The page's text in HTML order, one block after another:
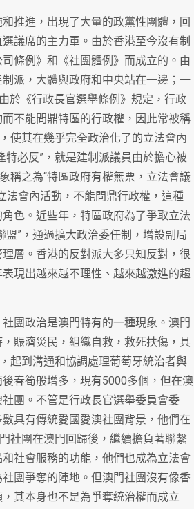
推進，出現了大量的政黨性團體，回
議席的主力軍。由於香港至今沒有制
條例》和《社團體例》而成立的。由
派，大體與政府和中央站在一邊；一
於《行政長官選舉條例》規定，行政
不能問鼎特區的行政權，因此常被稱
使其在幾乎完全政治化了的立法會內
必反”，就是建制派議員由於擔心被
稱之為“特區政府有權無票，立法會議
法會內活動，不能問鼎行政權，這種
色。近些年，特區政府為了爭取立法
”，通過擴大政治委任制，增設副局
層。香港的反對派大多只知反對，很
現出越來越不理性、越來越激進的趨
團政治是澳門特有的一種現象。澳門
賑濟災民，組織自救，救死扶傷，具
起到溝通和協調處理葡萄牙統治者與
春筍般增多，現有5000多個，但在澳
團。不管是行政長官選舉委員會委
具有傳統愛國愛澳社團背景，他們在
社團在澳門回歸後，繼續擔負著聯繫
社會服務的功能，他們也成為立法會
團爭奪的陣地。但澳門社團沒有像香
其本身也不是為爭奪統治權而成立